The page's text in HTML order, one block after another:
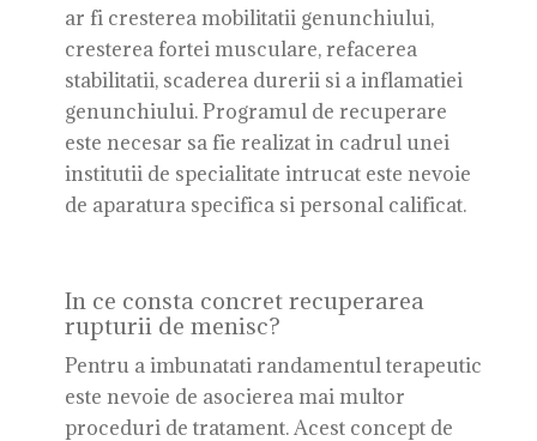
ar fi cresterea mobilitatii genunchiului,
cresterea fortei musculare, refacerea
stabilitatii, scaderea durerii si a inflamatiei
genunchiului. Programul de recuperare
este necesar sa fie realizat in cadrul unei
institutii de specialitate intrucat este nevoie
de aparatura specifica si personal calificat.
In ce consta concret recuperarea
rupturii de menisc?
Pentru a imbunatati randamentul terapeutic
este nevoie de asocierea mai multor
proceduri de tratament. Acest concept de